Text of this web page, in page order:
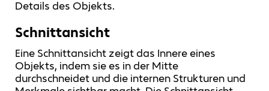
Details des Objekts.
Schnittansicht
Eine Schnittansicht zeigt das Innere eines
Objekts, indem sie es in der Mitte
durchschneidet und die internen Strukturen und